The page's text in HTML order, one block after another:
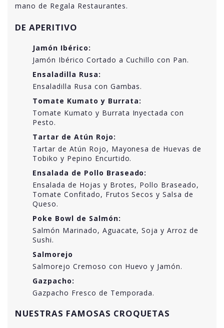
mano de Regala Restaurantes.
DE APERITIVO
Jamón Ibérico:
Jamón Ibérico Cortado a Cuchillo con Pan.
Ensaladilla Rusa:
Ensaladilla Rusa con Gambas.
Tomate Kumato y Burrata:
Tomate Kumato y Burrata Inyectada con
Pesto.
Tartar de Atún Rojo:
Tartar de Atún Rojo, Mayonesa de Huevas de
Tobiko y Pepino Encurtido.
Ensalada de Pollo Braseado:
Ensalada de Hojas y Brotes, Pollo Braseado,
Tomate Confitado, Frutos Secos y Salsa de
Queso.
Poke Bowl de Salmón:
Salmón Marinado, Aguacate, Soja y Arroz de
Sushi.
Salmorejo
Salmorejo Cremoso con Huevo y Jamón.
Gazpacho:
Gazpacho Fresco de Temporada.
NUESTRAS FAMOSAS CROQUETAS